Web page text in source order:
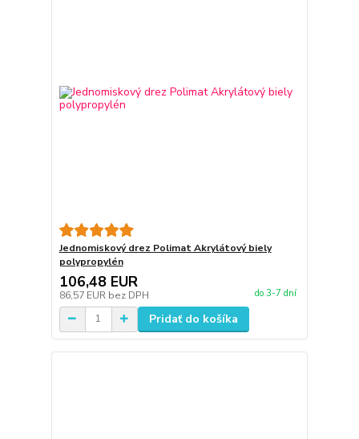
Jednomiskový drez Polimat Akrylátový biely
polypropylén
106,48 EUR
86,57 EUR bez DPH do 3-7 dní
Pridať do košíka